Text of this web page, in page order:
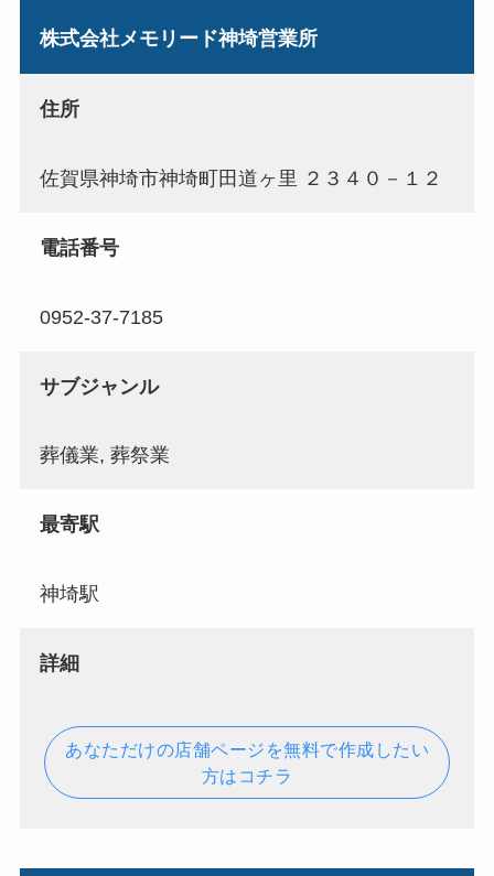
株式会社メモリード神埼営業所
住所
佐賀県神埼市神埼町田道ヶ里 ２３４０－１２
電話番号
0952-37-7185
サブジャンル
葬儀業, 葬祭業
最寄駅
神埼駅
詳細
あなただけの店舗ページを無料で作成したい
方はコチラ